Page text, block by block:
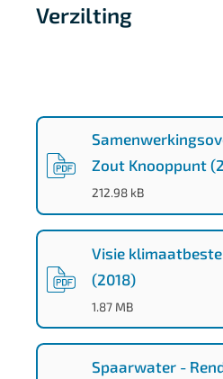
Verzilting
4
2
0
-
Zout Knooppunt
(
PDF
-
212.98 kB)
Visie
(2018)
(PDF
-1.87 MB)
Spaarwater -